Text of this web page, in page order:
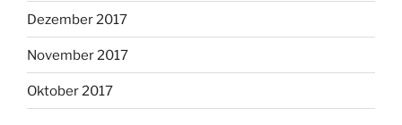
Dezember 2017
November 2017
Oktober 2017